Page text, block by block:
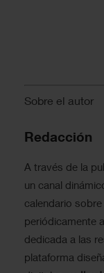
Sobre el autor
Redacción
A través de la
un canal
calendario
periódicamente
dedicada a las
plataforma